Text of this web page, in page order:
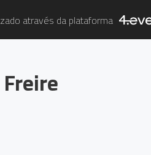
através da plataforma